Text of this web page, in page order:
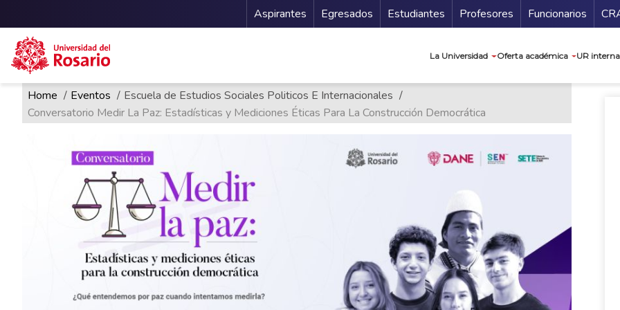
Pasar al contenido principal
Menu Secundario
Aspirantes Egresados Estudiantes Profesores Funcionarios
La Universidad Oferta académica UR
Ruta de navegación
Home Eventos
Escuela de Estudios Sociales Politicos E Internacionales
Conversatorio Medir La Paz: Estadísticas y Mediciones Éticas Para La Construcción Democrática